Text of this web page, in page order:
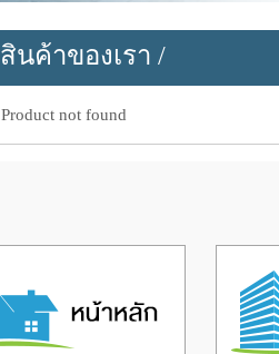
สินค้าของเรา /
Product not found